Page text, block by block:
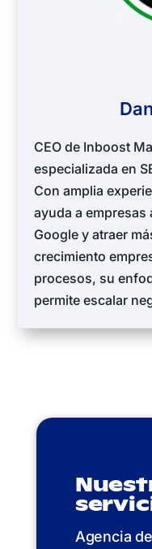
CEO de Inboost
especializada en
Con amplia
ayuda a
Google y atraer
crecimiento
procesos, su
permite escalar
Agencia